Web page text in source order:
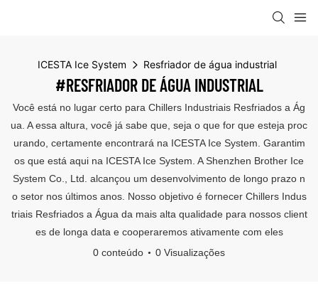
ICESTA Ice System Resfriador de água industrial
#RESFRIADOR DE ÁGUA INDUSTRIAL
Você está no lugar certo para Chillers Industriais Resfriados a Ág
ua. A essa altura, você já sabe que, seja o que for que esteja proc
urando, certamente encontrará na ICESTA Ice System. Garantim
os que está aqui na ICESTA Ice System. A Shenzhen Brother Ice
System Co., Ltd. alcançou um desenvolvimento de longo prazo n
o setor nos últimos anos. Nosso objetivo é fornecer Chillers Indus
triais Resfriados a Água da mais alta qualidade para nossos client
es de longa data e cooperaremos ativamente com eles
0 conteúdo
0 Visualizações